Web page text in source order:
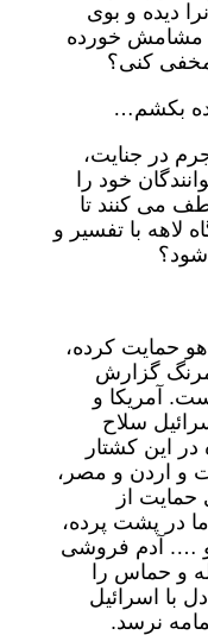
دیده و بوی
مشامش خورده
کنی؟
بکشم…
در جنایت،
خود را
می کنند تا
لاهه با تفسیر و
شود؟
حمایت کرده،
گزارش
آمریکا و
سلاح
این کشتار
و اردن و مصر،
از
در پشت پرده،
و …. آدم فروشی
و حماس را
با اسرائیل
نرسد.